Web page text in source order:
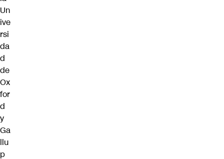
Un
ive
rsi
da
d
de
Ox
for
d
y
Ga
llu
p